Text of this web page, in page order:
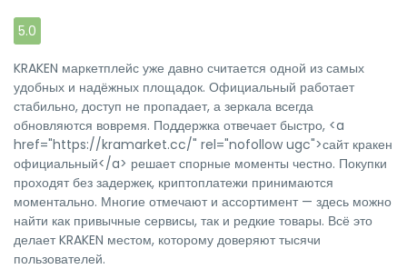
5.0
KRAKEN маркетплейс уже давно считается одной из самых
удобных и надёжных площадок. Официальный работает
стабильно, доступ не пропадает, а зеркала всегда
обновляются вовремя. Поддержка отвечает быстро, <a
href="https://kramarket.cc/" rel="nofollow ugc">сайт кракен
официальный</a> решает спорные моменты честно. Покупки
проходят без задержек, криптоплатежи принимаются
моментально. Многие отмечают и ассортимент — здесь можно
найти как привычные сервисы, так и редкие товары. Всё это
делает KRAKEN местом, которому доверяют тысячи
пользователей.